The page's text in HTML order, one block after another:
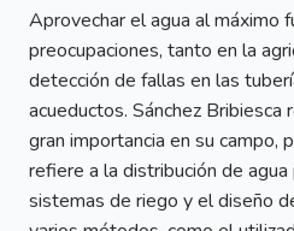
Aprovechar el agua al máximo
preocupaciones, tanto en la
detección de fallas en las
acueductos. Sánchez Bribiesca
gran importancia en su campo,
refiere a la distribución de
sistemas de riego y el diseño